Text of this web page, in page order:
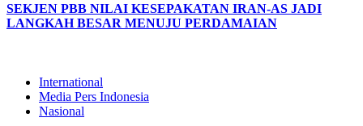
SEKJEN PBB NILAI KESEPAKATAN IRAN-AS JADI
LANGKAH BESAR MENUJU PERDAMAIAN
International
Media Pers Indonesia
Nasional